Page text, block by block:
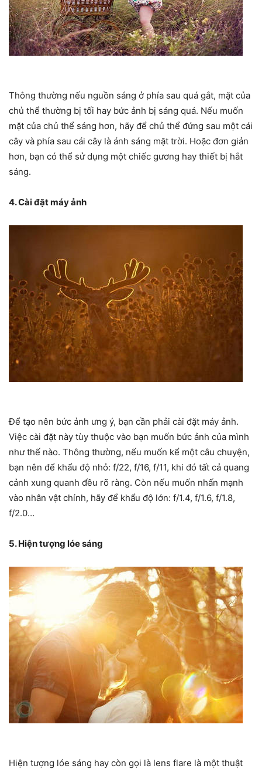
Thông thường nếu nguồn sáng ở phía sau quá gắt, mặt của
chủ thể thường bị tối hay bức ảnh bị sáng quá. Nếu muốn
mặt của chủ thể sáng hơn, hãy để chủ thể đứng sau một cái
cây và phía sau cái cây là ánh sáng mặt trời. Hoặc đơn giản
hơn, bạn có thể sử dụng một chiếc gương hay thiết bị hắt
sáng.
4. Cài đặt máy ảnh
Để tạo nên bức ảnh ưng ý, bạn cần phải cài đặt máy ảnh.
Việc cài đặt này tùy thuộc vào bạn muốn bức ảnh của mình
như thế nào. Thông thường, nếu muốn kể một câu chuyện,
bạn nên để khẩu độ nhỏ: f/22, f/16, f/11, khi đó tất cả quang
cảnh xung quanh đều rõ ràng. Còn nếu muốn nhấn mạnh
vào nhân vật chính, hãy để khẩu độ lớn: f/1.4, f/1.6, f/1.8,
f/2.0…
5. Hiện tượng lóe sáng
Hiện tượng lóe sáng hay còn gọi là lens flare là một thuật